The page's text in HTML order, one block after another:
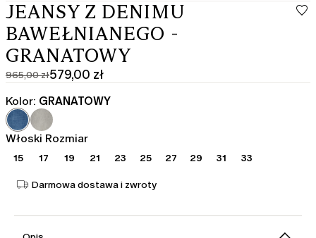
JEANSY Z DENIMU
BAWEŁNIANEGO -
GRANATOWY
965,00 zł
Cena
pierwotna
965,00
zł
579,00 zł
Aktualna
cena
579,00
zł
Kolor: GRANATOWY
Włoski Rozmiar
15 17 19 21 23 25 27 29 31 33
Darmowa dostawa i zwroty